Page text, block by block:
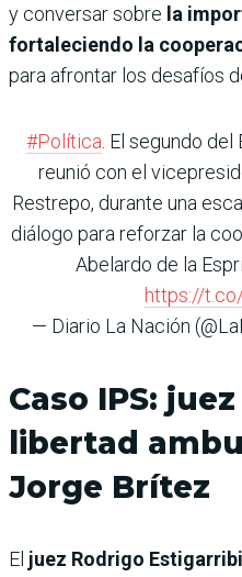
y conversar sobre la
fortaleciendo la
para afrontar los desafíos
#Política. El segundo del
reunió con el
Restrepo, durante una
diálogo para reforzar la
Abelardo de la
https://
— Diario La Nación
Caso IPS:
libertad
Jorge Brítez
El juez Rodrigo